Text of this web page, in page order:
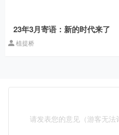
23年3月寄语：新的时代来了
植提桥
请发表您的意见（游客无法